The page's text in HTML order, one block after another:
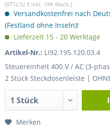
(9772,52 € inkl. 19% MwSt.)
Versandkostenfrei nach
(Festland ohne Inseln)!
Lieferzeit 15 - 20 Werktage
Artikel-Nr.: LI92.195.120.03.4
Steuereinheit 400 V / AC (3-
2 Stück Steckdosenleiste |
Merken